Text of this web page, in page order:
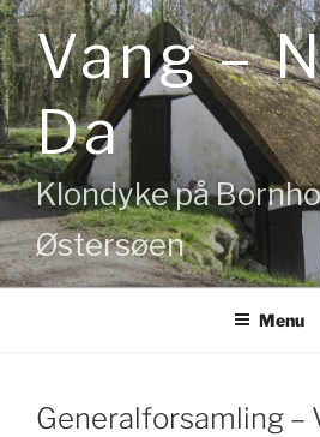
Videre
til
indholdVang –
Da
Klondyke på
Østersøen
Menu
Generalforsamling –